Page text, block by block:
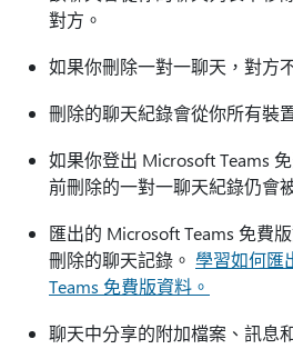
對方。
如果你刪除一對一聊天，對方
刪除的聊天紀錄會從你所有裝
如果你登出 Microsoft Teams
前刪除的一對一聊天紀錄仍會
匯出的 Microsoft Teams 免費
刪除的聊天記錄。 學習如何匯
Teams 免費版資料。
聊天中分享的附加檔案、訊息